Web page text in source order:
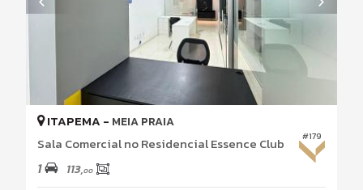
#179
ITAPEMA - MEIA PRAIA
Sala Comercial no Residencial Essence Club
1 113,00